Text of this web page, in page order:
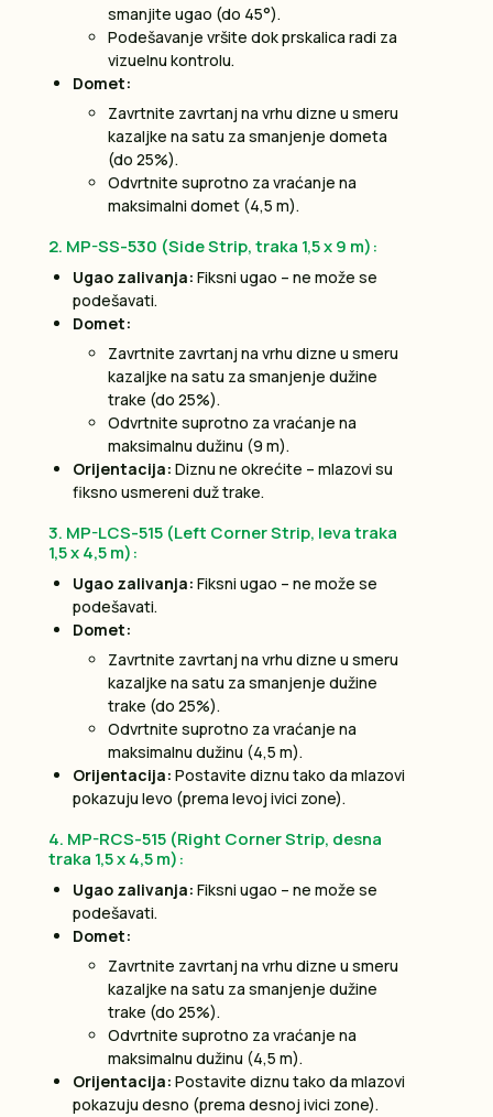
smanjite ugao (do 45°).
Podešavanje vršite dok prskalica radi za
vizuelnu kontrolu.
Domet:
Zavrtnite zavrtanj na vrhu dizne u smeru
kazaljke na satu za smanjenje dometa
(do 25%).
Odvrtnite suprotno za vraćanje na
maksimalni domet (4,5 m).
2. MP-SS-530 (Side Strip, traka 1,5 x 9 m):
Ugao zalivanja: Fiksni ugao – ne može se
podešavati.
Domet:
Zavrtnite zavrtanj na vrhu dizne u smeru
kazaljke na satu za smanjenje dužine
trake (do 25%).
Odvrtnite suprotno za vraćanje na
maksimalnu dužinu (9 m).
Orijentacija: Diznu ne okrećite – mlazovi su
fiksno usmereni duž trake.
3. MP-LCS-515 (Left Corner Strip, leva traka
1,5 x 4,5 m):
Ugao zalivanja: Fiksni ugao – ne može se
podešavati.
Domet:
Zavrtnite zavrtanj na vrhu dizne u smeru
kazaljke na satu za smanjenje dužine
trake (do 25%).
Odvrtnite suprotno za vraćanje na
maksimalnu dužinu (4,5 m).
Orijentacija: Postavite diznu tako da mlazovi
pokazuju levo (prema levoj ivici zone).
4. MP-RCS-515 (Right Corner Strip, desna
traka 1,5 x 4,5 m):
Ugao zalivanja: Fiksni ugao – ne može se
podešavati.
Domet:
Zavrtnite zavrtanj na vrhu dizne u smeru
kazaljke na satu za smanjenje dužine
trake (do 25%).
Odvrtnite suprotno za vraćanje na
maksimalnu dužinu (4,5 m).
Orijentacija: Postavite diznu tako da mlazovi
pokazuju desno (prema desnoj ivici zone).